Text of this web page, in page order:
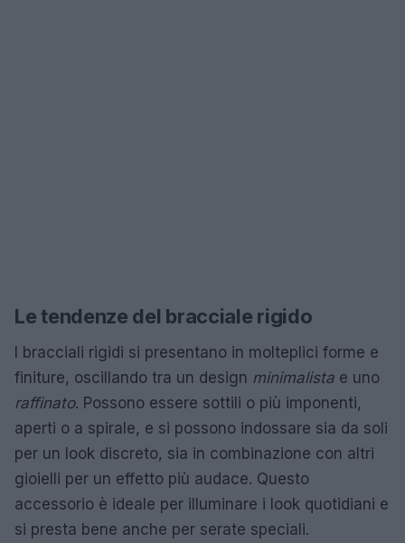
Le tendenze del bracciale rigido
I bracciali rigidi si presentano in molteplici forme e
finiture, oscillando tra un design minimalista e uno
raffinato. Possono essere sottili o più imponenti,
aperti o a spirale, e si possono indossare sia da soli
per un look discreto, sia in combinazione con altri
gioielli per un effetto più audace. Questo
accessorio è ideale per illuminare i look quotidiani e
si presta bene anche per serate speciali.